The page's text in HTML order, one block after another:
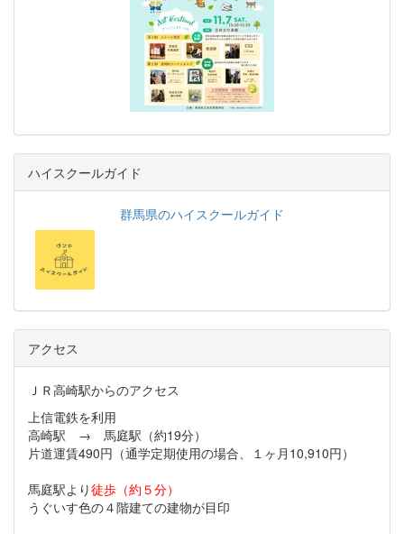
ハイスクールガイド
群馬県のハイスクールガイド
アクセス
ＪＲ高崎駅からのアクセス
上信電鉄を利用
高崎駅 → 馬庭駅（約19分）
片道運賃490円（通学定期使用の場合、１ヶ月10,910円）
馬庭駅より徒歩（約５分）
うぐいす色の４階建ての建物が目印